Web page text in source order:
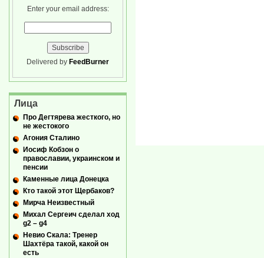
Enter your email address:
Delivered by FeedBurner
Лица
Про Дегтярева жесткого, но
не жестокого
Агония Сталино
Иосиф Кобзон о
православии, украинском и
пенсии
Каменные лица Донецка
Кто такой этот Щербаков?
Мирча Неизвестный
Михал Сергеич сделал ход
g2 – g4
Невио Скала: Тренер
Шахтёра такой, какой он
есть